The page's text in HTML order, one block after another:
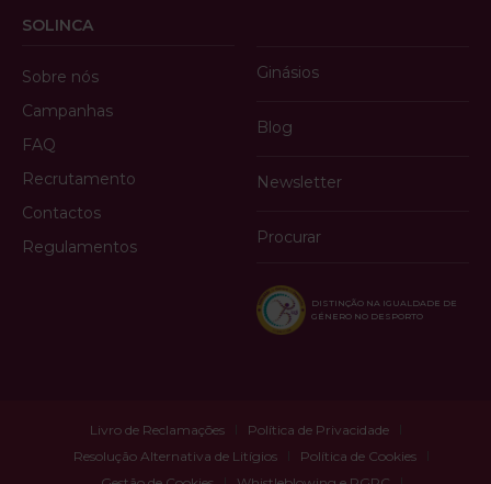
SOLINCA
Sobre nós
Campanhas
FAQ
Recrutamento
Contactos
Regulamentos
Ginásios
Blog
Newsletter
Procurar
DISTINÇÃO NA IGUALDADE DE
GÉNERO NO DESPORTO
Livro de Reclamações
Política de Privacidade
Resolução Alternativa de Litígios
Política de Cookies